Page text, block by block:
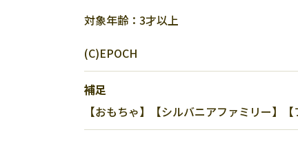
対象年齢：3才以上
(C)EPOCH
補足
【おもちゃ】【シルバニアファミリー】